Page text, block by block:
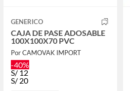
GENERICO
CAJA DE PASE ADOSABLE
100X100X70 PVC
Por CAMOVAK IMPORT
-40%
S/ 12
S/ 20